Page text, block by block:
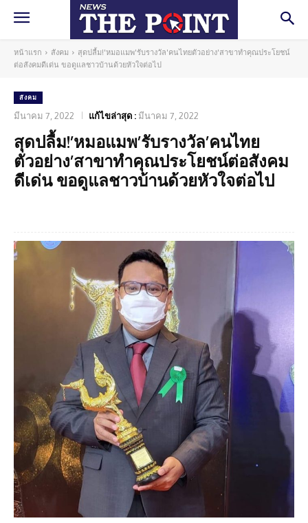
หน้าแรก สังคม
สุดปลื้ม!'หมอแมพ'รับรางวัล'คนไทยตัวอย่าง'สาขาทำคุณประโยชน์
ต่อสังคมดีเด่น ขอดูแลชาวบ้านด้วยหัวใจต่อไป
สังคม
มีนาคม 7, 2022 แก้ไขล่าสุด : มีนาคม 7, 2022
สุดปลื้ม!’หมอแมพ’รับรางวัล’คนไทย
ตัวอย่าง’สาขาทำคุณประโยชน์ต่อสังคม
ดีเด่น ขอดูแลชาวบ้านด้วยหัวใจต่อไป